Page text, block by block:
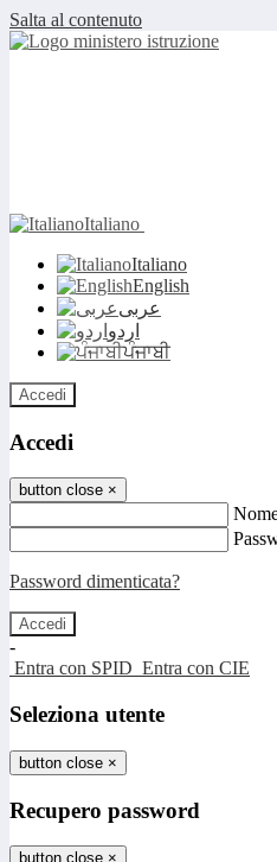
Salta al contenuto
Italiano
Italiano
English
عربى
اردو
ਪੰਜਾਬੀ
Accedi
Accedi
button close ×
Password dimenticata?
-
Entra con SPID Entra con CIE
Seleziona utente
button close ×
Recupero password
button close ×